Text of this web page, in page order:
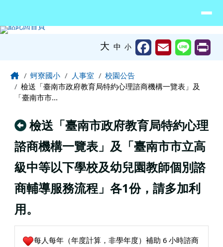
大 中 小
Home蚵寮國小 人事室
校園公告
檢送「臺南市政府教育局特約心理諮商機構一覽表」及
「臺南市市...
回上頁
檢送「臺南市政府教育局特約心理
諮商機構一覽表」及「臺南市市立高
級中等以下學校及幼兒園教師個別諮
商輔導服務流程」各1份，請多加利
用。
每人每年（年度計算，非學年度）補助 6 小時諮商